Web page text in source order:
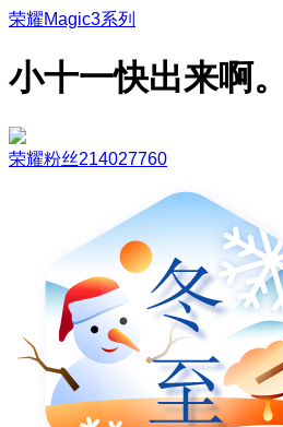
荣耀Magic3系列
小十一快出来啊。
荣耀粉丝214027760